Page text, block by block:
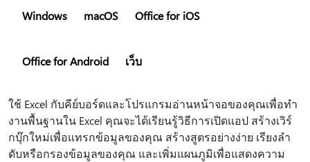
Windows macOS Office for iOS
Office for Android เว็บ
ใช้ Excel กับคีย์บอร์ดและโปรแกรมอ่านหน้าจอของคุณเพื่อทํา
งานพื้นฐานใน Excel คุณจะได้เรียนรู้วิธีการเปิดแอป สร้างเวิร์
กบุ๊กใหม่เพื่อแทรกข้อมูลของคุณ สร้างสูตรอย่างง่าย เรียงลํา
ดับหรือกรองข้อมูลของคุณ และเพิ่มแผนภูมิเพื่อแสดงความ